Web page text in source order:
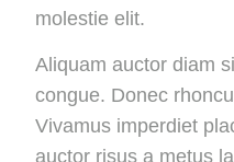
molestie elit.
Aliquam auctor diam
congue. Donec
Vivamus imperdiet
auctor risus a metus